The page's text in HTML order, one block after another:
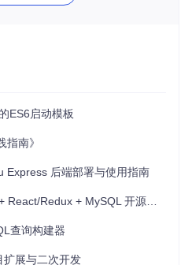
前端应用程序调用。
据接口层。
SQL查询构造器，提供更好的控
数据库操作逻辑。
器、模型和路由，实现代码组
用Knex提供的CLI工具，轻松管
处理用户和项目之间的关联，
ES6启动模板
指南》
Express 后端部署与使用指南
Redux + MySQL 开源模板
查询构建器
展与二次开发